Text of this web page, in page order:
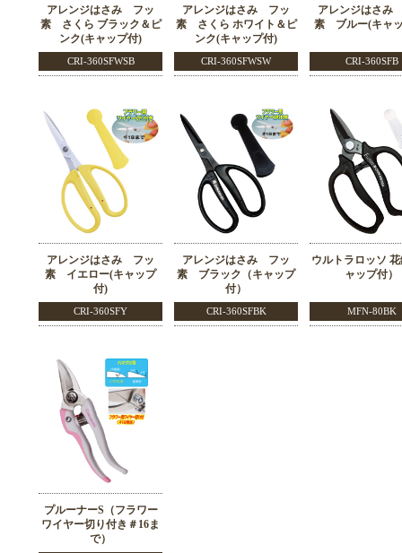
アレンジはさみ フッ
素 さくら ブラック＆ピ
ンク(キャップ付)
CRI-360SFWSB
アレンジはさみ フッ
素 さくら ホワイト＆ピ
ンク(キャップ付)
CRI-360SFWSW
アレンジはさみ
素 ブルー(キャ
CRI-360SFB
アレンジはさみ フッ
素 イエロー(キャップ
付)
CRI-360SFY
アレンジはさみ フッ
素 ブラック（キャップ
付）
CRI-360SFBK
ウルトラロッソ
ャップ付）
MFN-80BK
プルーナーS（フラワー
ワイヤー切り付き＃16ま
で）